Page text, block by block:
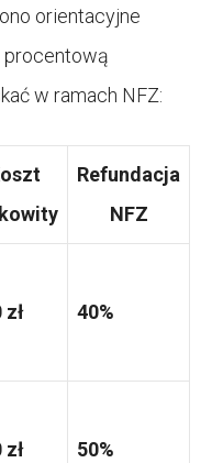
orientacyjne
procentową
w ramach NFZ:
Refundacja
NFZ
zł 40%
zł 50%